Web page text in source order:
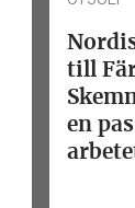
till
en